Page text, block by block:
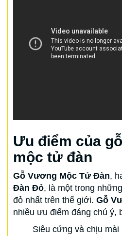
Ưu điểm của
mộc tử đàn
Gỗ Vương Mộc Tử Đàn,
Đàn Đỏ, là một trong
đỏ nhất trên thế giới. Gỗ
nhiều ưu điểm đáng chú ý,
Siêu cứng và chịu